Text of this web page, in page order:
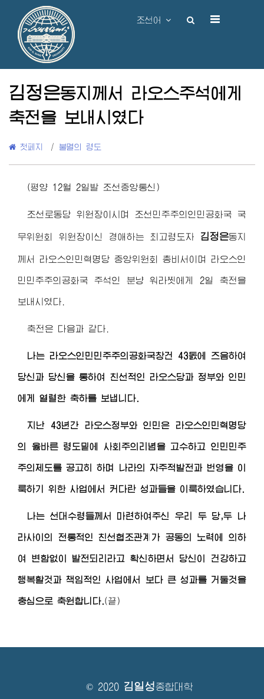
조선어
김정은동지 께서 라오스주석에게
축전을 보내시였다
첫페지 / 불멸의 령도
(평양 12월 2일발 조선중앙통신)
조선로동당 위원장이시며 조선민주주의인민공화국 국
무위원회 위원장이신 경애하는 최고령도자 김정은동지
께서 라오스인민혁명당 중앙위원회 총비서이며 라오스인
민민주주의공화국 주석인 분냥 워라찟에게 2일 축전을
보내시였다.
축전은 다음과 같다.
나는 라오스인민민주주의공화국창건 43돐에 즈음하여
당신과 당신을 통하여 친선적인 라오스당과 정부와 인민
에게 열렬한 축하를 보냅니다.
지난 43년간 라오스정부와 인민은 라오스인민혁명당
의 옳바른 령도밑에 사회주의리념을 고수하고 인민민주
주의제도를 공고히 하며 나라의 자주적발전과 번영을 이
룩하기 위한 사업에서 커다란 성과들을 이룩하였습니다.
나는 선대수령들께서 마련하여주신 우리 두 당,두 나
라사이의 전통적인 친선협조관계가 공동의 노력에 의하
여 변함없이 발전되리라고 확신하면서 당신이 건강하고
행복할것과 책임적인 사업에서 보다 큰 성과를 거둘것을
충심으로 축원합니다. (끝)
© 2020 김일성종합대학